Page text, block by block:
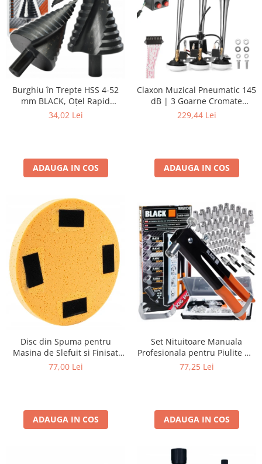
Burghiu în Trepte HSS 4-52
mm BLACK, Oțel Rapid
HSS4241, Prindere 12mm
34,02 Lei
ADAUGA IN COS
Claxon Muzical Pneumatic 145
dB | 3 Goarne Cromate
Premium | 6 Melodii
229,44 Lei
ADAUGA IN COS
Disc din Spuma pentru
Masina de Slefuit si Finisat
Tencuieli, 390 mm, Prindere
77,00 Lei
ADAUGA IN COS
Set Nituitoare Manuala
Profesionala pentru Piulite Nit
M3-M8 BLACKTOOLS 38208,
77,25 Lei
ADAUGA IN COS